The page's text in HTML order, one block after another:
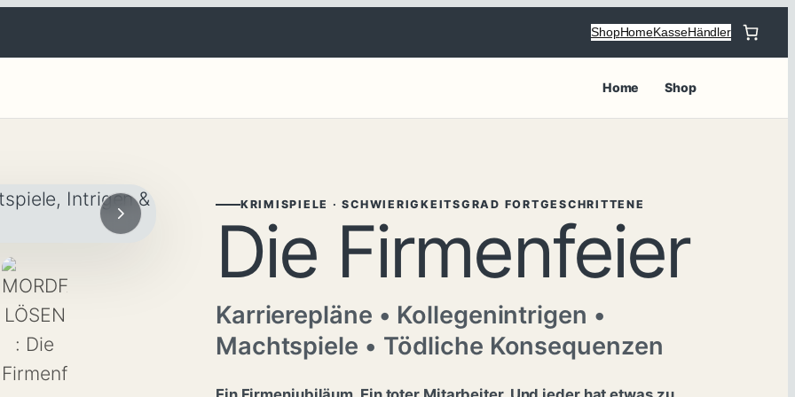
ShopHomeKasseHändler
Home Shop
KRIMISPIELE · SCHWIERIGKEITSGRAD FORTGESCHRITTENE
Die Firmenfeier
Karrierepläne • Kollegenintrigen •
Machtspiele • Tödliche Konsequenzen